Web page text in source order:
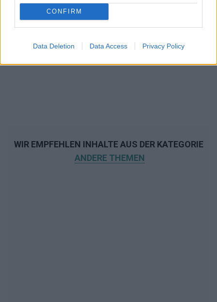
CONFIRM
Data Deletion Data Access Privacy Policy
WIR EMPFEHLEN INHALTE AUS DER KATEGORIE
ANDERE THEMEN